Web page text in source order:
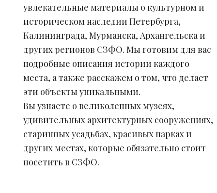
увлекательные материалы о культурном и
историческом наследии Петербурга,
Калининграда, Мурманска, Архангельска и
других регионов СЗФО. Мы готовим для вас
подробные описания истории каждого
места, а также расскажем о том, что делает
эти объекты уникальными.
Вы узнаете о великолепных музеях,
удивительных архитектурных сооружениях,
старинных усадьбах, красивых парках и
других местах, которые обязательно стоит
посетить в СЗФО.